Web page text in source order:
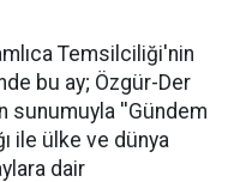
Temsilciliği'nin
bu ay; Özgür-Der
sunumuyla ''Gündem
ile ülke ve dünya
dair